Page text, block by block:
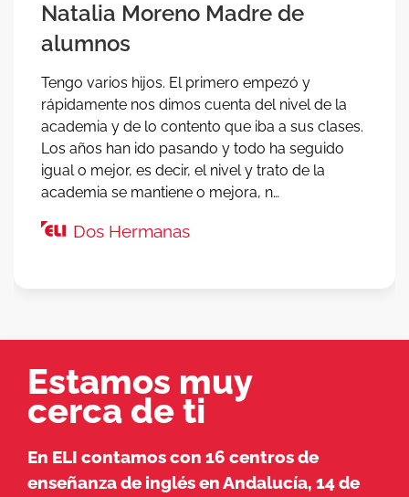
Natalia Moreno Madre de
alumnos
Tengo varios hijos. El primero empezó y
rápidamente nos dimos cuenta del nivel de la
academia y de lo contento que iba a sus clases.
Los años han ido pasando y todo ha seguido
igual o mejor, es decir, el nivel y trato de la
academia se mantiene o mejora, n…
Dos Hermanas
Estamos muy
cerca de ti
En ELI contamos con 16 centros de
enseñanza de inglés en Andalucía, 14 de